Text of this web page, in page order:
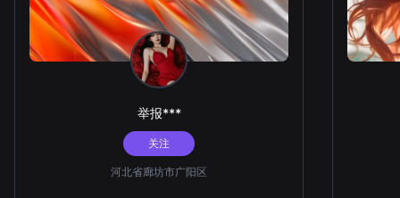
举报***
关注
河北省廊坊市广阳区